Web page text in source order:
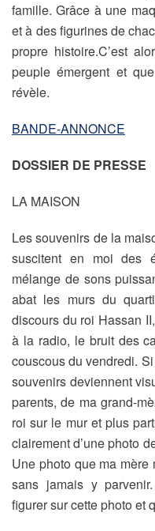
famille. Grâce à une
et à des figurines de
propre histoire.C’est
peuple émergent et
révèle.
BANDE-ANNONCE
DOSSIER DE PRESSE
LA MAISON
Les souvenirs de la
suscitent en moi des
mélange de sons
abat les murs du
discours du roi Hassan
à la radio, le bruit des
couscous du vendredi.
souvenirs deviennent
parents, de ma grand-
roi sur le mur et plus
clairement d’une photo
Une photo que ma mère
sans jamais y
figurer sur cette photo et